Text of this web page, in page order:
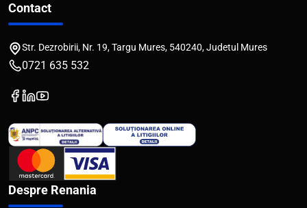
Contact
Str. Dezrobirii, Nr. 19, Targu Mures, 540240, Judetul Mures
0721 635 532
Despre Renania